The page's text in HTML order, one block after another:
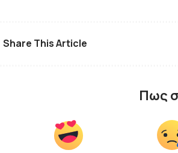
Share This Article
Πως